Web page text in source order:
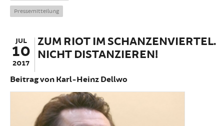
Pressemitteilung
JUL
10
2017
ZUM RIOT IM SCHANZENVIERTEL.
NICHT DISTANZIEREN!
Beitrag von Karl-Heinz Dellwo